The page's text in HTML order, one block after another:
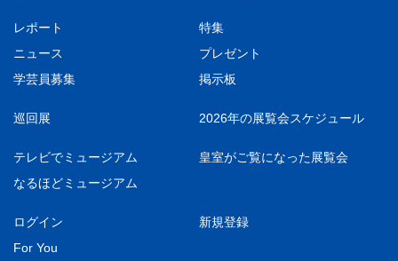
レポート
特集
ニュース
プレゼント
学芸員募集
掲示板
巡回展 2026年の展覧会スケジュール
テレビでミュージアム
皇室がご覧になった展覧会
なるほどミュージアム
ログイン
新規登録
For You